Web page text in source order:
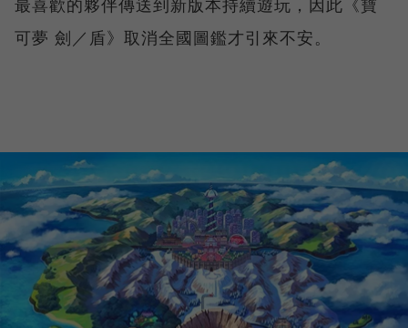
最喜歡的夥伴傳送到新版本持續遊玩，因此《寶
可夢 劍／盾》取消全國圖鑑才引來不安。